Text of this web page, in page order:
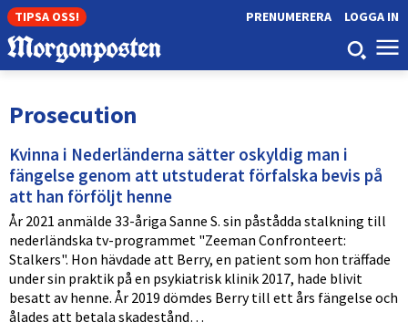
TIPSA OSS! LOGGA IN
PRENUMERERA
Prosecution
Kvinna i Nederländerna sätter oskyldig man i
fängelse genom att utstuderat förfalska bevis på
att han förföljt henne
År 2021 anmälde 33-åriga Sanne S. sin påstådda stalkning till
nederländska tv-programmet "Zeeman Confronteert:
Stalkers". Hon hävdade att Berry, en patient som hon träffade
under sin praktik på en psykiatrisk klinik 2017, hade blivit
besatt av henne. År 2019 dömdes Berry till ett års fängelse och
ålades att betala skadestånd…